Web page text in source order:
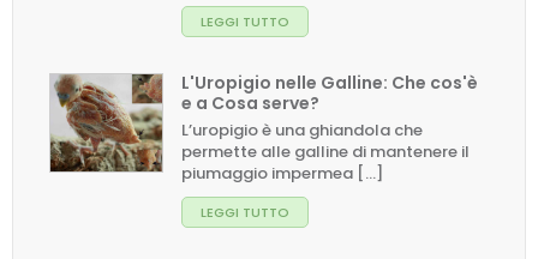
LEGGI TUTTO
L'Uropigio nelle Galline: Che cos'è
e a Cosa serve?
L’uropigio è una ghiandola che
permette alle galline di mantenere il
piumaggio impermea [...]
LEGGI TUTTO